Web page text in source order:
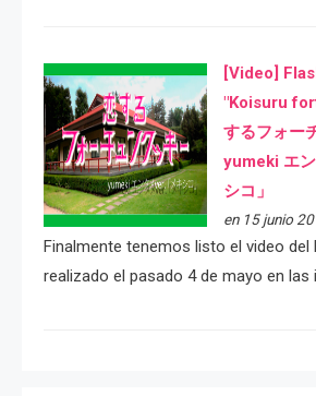
[Video]
"Koisuru
するフォー
yumeki エ
シコ」
en 15 junio
Finalmente tenemos listo el video del
realizado el pasado 4 de mayo en las